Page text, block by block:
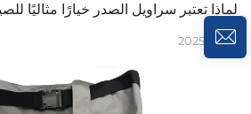
2025/08/15